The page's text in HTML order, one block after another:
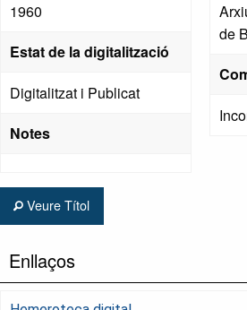
1960
Estat de la digitalització
Digitalitzat i Publicat
Notes
de
Veure Títol
Enllaços